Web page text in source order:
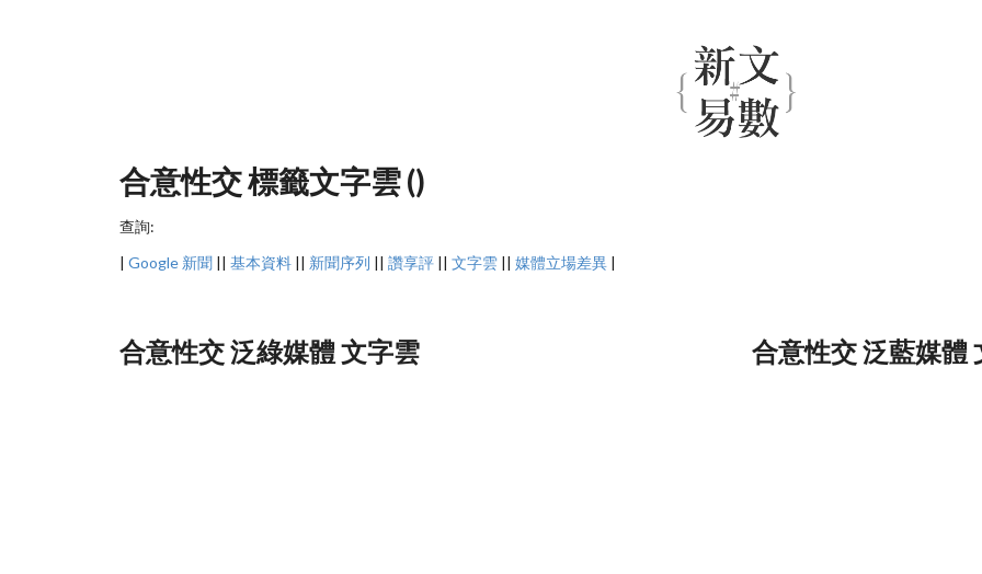
合意性交 標籤文字雲 ()
查詢:
| Google 新聞|| 基本資料|| 新聞序列 || 讚享評|| 文字雲|| 媒體立場差異|
合意性交 泛綠媒體 文字雲 合意性交 泛藍媒體